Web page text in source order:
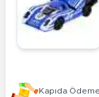
Kapıda Ödeme